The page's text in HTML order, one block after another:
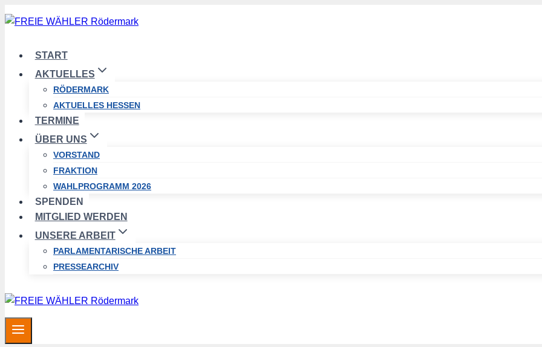
Zum
Inhalt
START
AKTUELLES
RÖDERMARK
AKTUELLES HESSEN
TERMINE
ÜBER UNS
VORSTAND
FRAKTION
WAHLPROGRAMM 2026
SPENDEN
MITGLIED WERDEN
UNSERE ARBEIT
PARLAMENTARISCHE ARBEIT
PRESSEARCHIV